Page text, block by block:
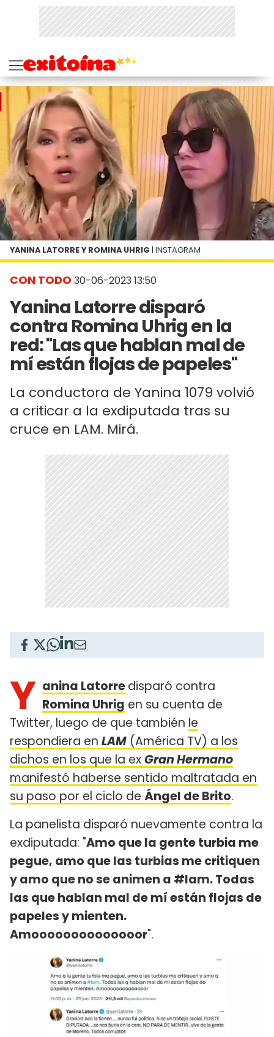
CON TODO 30-06-2023 13:50
Yanina Latorre disparó
contra Romina Uhrig en la
red: "Las que hablan mal de
mí están flojas de papeles"
La conductora de Yanina 1079 volvió
a criticar a la exdiputada tras su
cruce en LAM. Mirá.
YANINA LATORRE Y ROMINA UHRIG | INSTAGRAM
Y anina Latorredisparó contra
Romina Uhrig en su cuenta de
Twitter, luego de que también le
respondiera en LAM (América TV) a los
dichos en los que la exGran Hermano
manifestó haberse sentido maltratada en
su paso por el ciclo de Ángel de Brito.
La panelista disparó nuevamente contra la
exdiputada: "Amo que la gente turbia me
pegue, amo que las turbias me critiquen
y amo que no se animen a #lam. Todas
las que hablan mal de mí están flojas de
papeles y mienten.
Amoooooooooooooor".